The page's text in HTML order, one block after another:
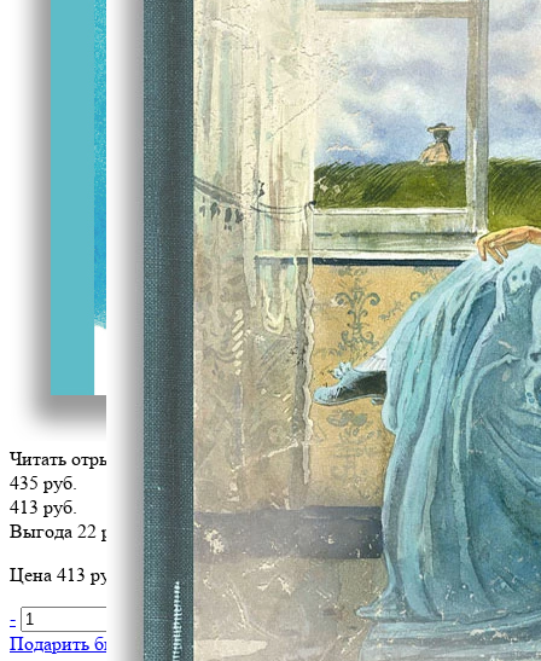
Читать отрывок
435 руб.
413 руб.
Выгода 22 руб.
Цена 413 руб. за 1 шт
-
+ В корзину
Подарить библиотеке?